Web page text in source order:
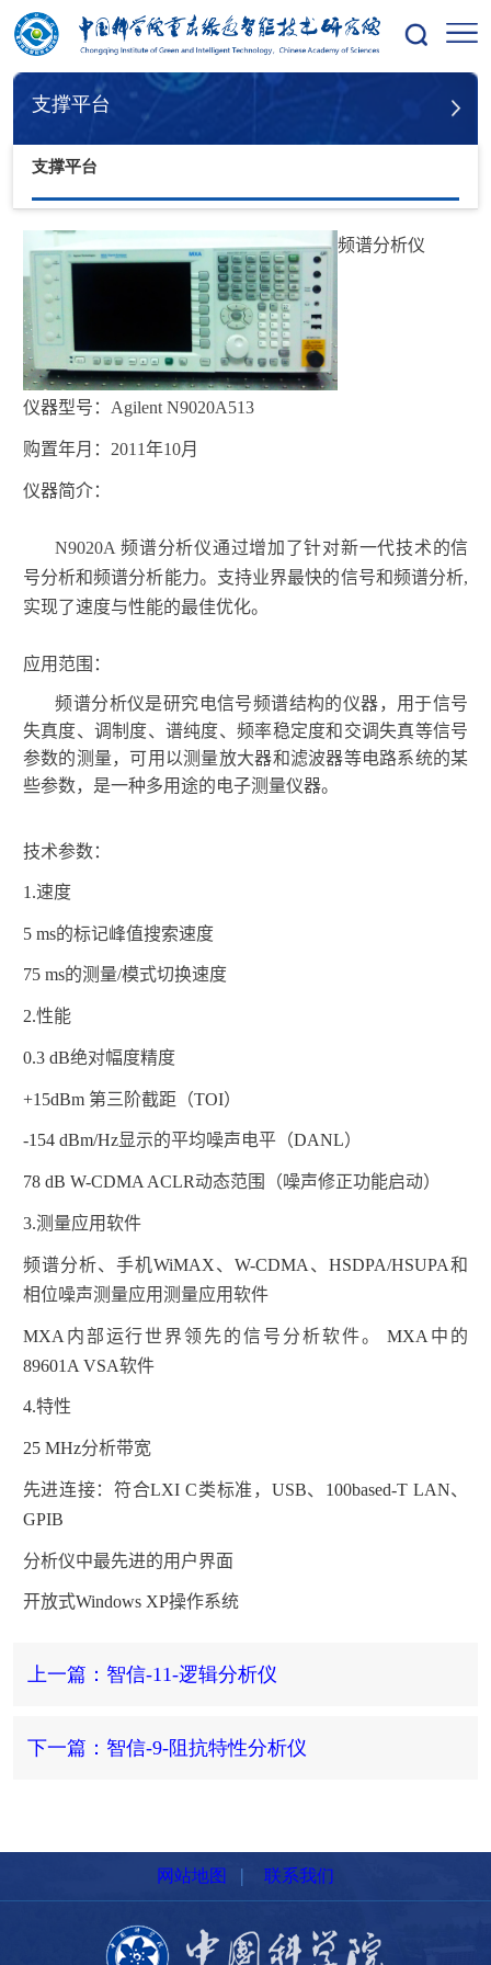
您的位置：首页 支撑平台
支撑平台
支撑平台
频谱分析仪
仪器型号： Agilent N9020A513
购置年月： 2011年10月
仪器简介：
N9020A频谱分析仪通过增加了针对新一代技术的信
号分析和频谱分析能力。支持业界最快的信号和频谱分析,
实现了速度与性能的最佳优化。
应用范围：
频谱分析仪是研究电信号频谱结构的仪器，用于信号
失真度、调制度、谱纯度、频率稳定度和交调失真等信号
参数的测量，可用以测量放大器和滤波器等电路系统的某
些参数，是一种多用途的电子测量仪器。
技术参数：
1.速度
5 ms的标记峰值搜索速度
75 ms的测量/模式切换速度
2.性能
0.3 dB绝对幅度精度
+15dBm 第三阶截距（TOI）
-154 dBm/Hz显示的平均噪声电平（DANL）
78 dB W-CDMA ACLR动态范围（噪声修正功能启动）
3.测量应用软件
频谱分析、手机WiMAX、W-CDMA 、HSDPA/HSUPA和
相位噪声测量应用测量应用软件
MXA 内部运行世界领先的信号分析软件。MXA 中的
89601A VSA软件
4.特性
25 MHz分析带宽
先进连接：符合LXI C类标准， USB、 100based-T LAN、
GPIB
分析仪中最先进的用户界面
开放式Windows XP操作系统
上一篇：智信-11-逻辑分析仪
下一篇：智信-9-阻抗特性分析仪
网站地图 | 联系我们